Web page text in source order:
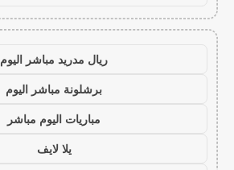
ريال مدريد مباشر اليوم
برشلونة مباشر اليوم
مباريات اليوم مباشر
يلا لايف